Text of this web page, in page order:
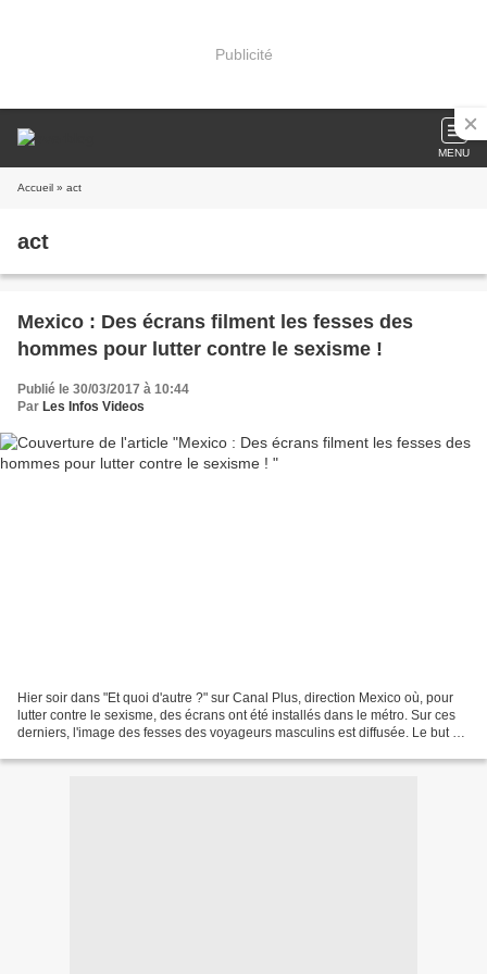
Publicité
MENU
Accueil » act
act
Mexico : Des écrans filment les fesses des
hommes pour lutter contre le sexisme !
Publié le 30/03/2017 à 10:44
Par Les Infos Videos
Hier soir dans "Et quoi d'autre ?" sur Canal Plus, direction Mexico où, pour
lutter contre le sexisme, des écrans ont été installés dans le métro. Sur ces
derniers, l'image des fesses des voyageurs masculins est diffusée. Le but ?